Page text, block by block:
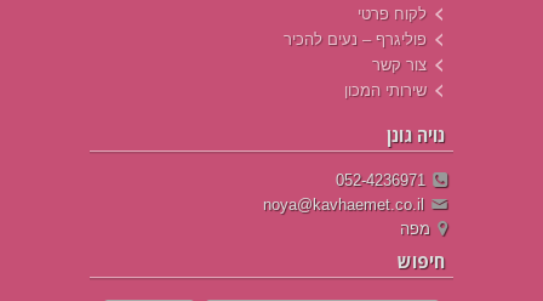
לקוח פרטי
פוליגרף – נעים להכיר
צור קשר
שירותי המכון
נויה גונן
052-4236971
noya@kavhaemet.co.il
מפה
חיפוש